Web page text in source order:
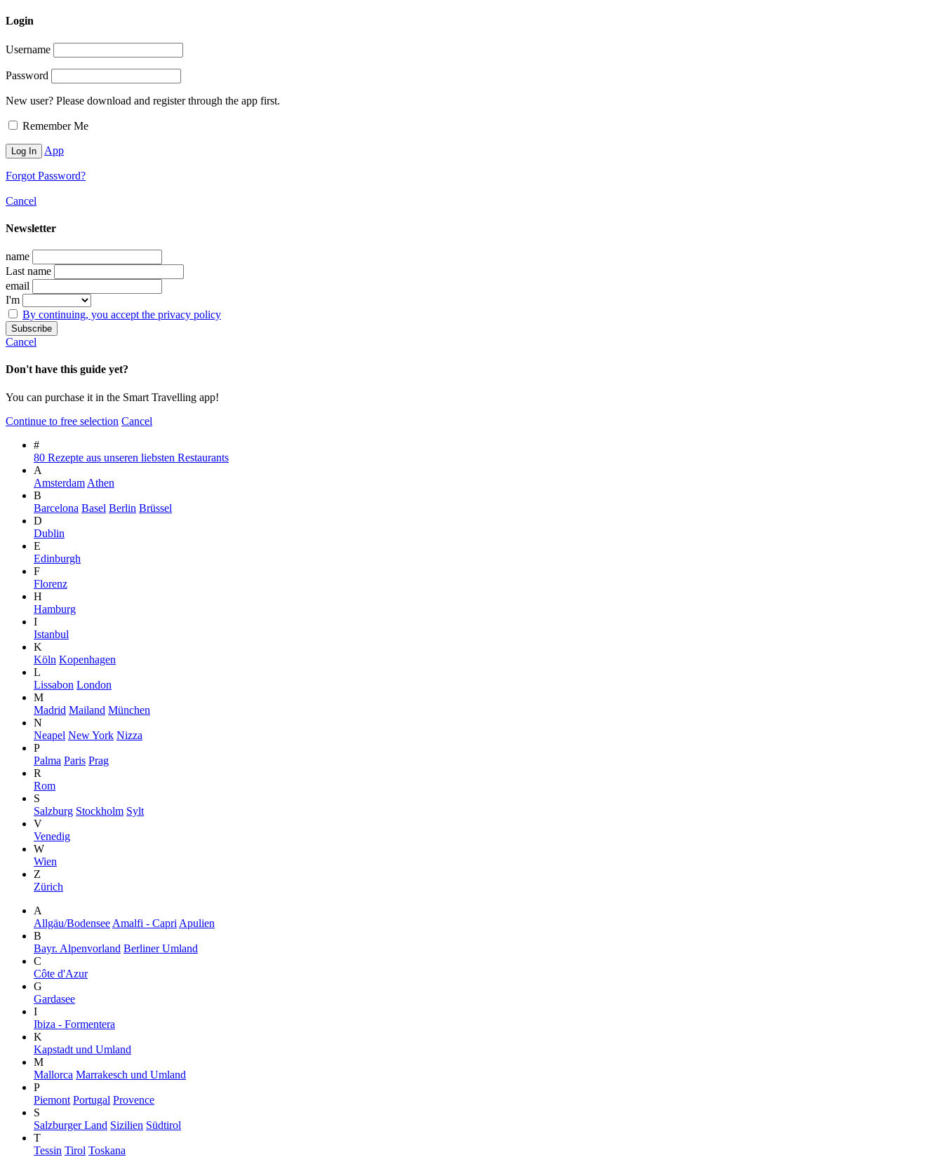
Login
Username
Password
New user? Please download and register through the app first.
Remember Me
App
Forgot Password?
Cancel
Newsletter
name
Last name
email
I'm
By continuing, you accept the privacy policy
Cancel
Don't have this guide yet?
You can purchase it in the Smart Travelling app!
Continue to free selection Cancel
#
80 Rezepte aus unseren liebsten Restaurants
A
Amsterdam Athen
B
Barcelona Basel Berlin Brüssel
D
Dublin
E
Edinburgh
F
Florenz
H
Hamburg
I
Istanbul
K
Köln Kopenhagen
L
Lissabon London
M
Madrid Mailand München
N
Neapel New York Nizza
P
Palma Paris Prag
R
Rom
S
Salzburg Stockholm Sylt
V
Venedig
W
Wien
Z
Zürich
A
Allgäu/Bodensee Amalfi - Capri Apulien
B
Bayr. Alpenvorland Berliner Umland
C
Côte d'Azur
G
Gardasee
I
Ibiza - Formentera
K
Kapstadt und Umland
M
Mallorca Marrakesch und Umland
P
Piemont Portugal Provence
S
Salzburger Land Sizilien Südtirol
T
Tessin Tirol Toskana